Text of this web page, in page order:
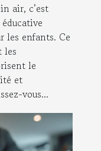
air, c’est
les enfants. Ce
les
le
et
vous...